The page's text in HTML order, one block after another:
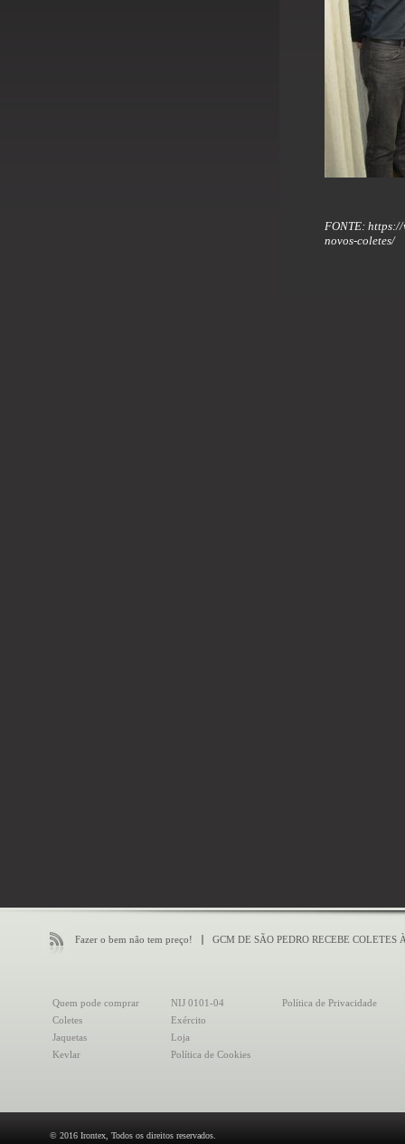
FONTE:
novos-coletes/
Fazer o bem não tem preço! GCM DE SÃO PEDRO RECEBE COLETES
Quem pode comprar
Coletes
Jaquetas
Kevlar
NIJ 0101-04
Exército
Loja
Política de Cookies
Política de Privacidade
© 2016 Irontex, Todos os direitos reservados.